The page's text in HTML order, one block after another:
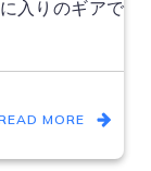
入りのギアで
MORE